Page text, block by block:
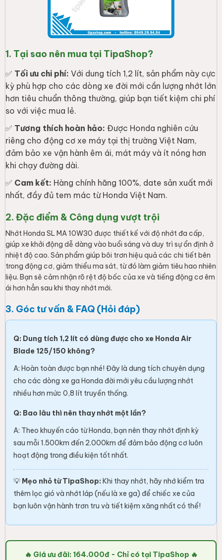
1. Tại sao nên mua tại TipaShop?
✅ Tối ưu chi phí: Với dung tích 1,2 lít, sản phẩm này cực
kỳ phù hợp cho các dòng xe đời mới cần lượng nhớt lớn
hơn tiêu chuẩn thông thường, giúp bạn tiết kiệm chi phí
so với việc mua lẻ.
✅ Tương thích hoàn hảo: Được Honda nghiên cứu
riêng cho động cơ xe máy tại thị trường Việt Nam,
đảm bảo xe vận hành êm ái, mát máy và ít nóng hơn
khi chạy đường dài.
✅ Cam kết: Hàng chính hãng 100%, date sản xuất mới
nhất, đầy đủ tem mác từ Honda Việt Nam.
2. Đặc điểm & Công dụng vượt trội
Nhớt Honda SL MA 10W30 được thiết kế với độ nhớt đa cấp,
giúp xe khởi động dễ dàng vào buổi sáng và duy trì sự ổn định ở
nhiệt độ cao. Sản phẩm giúp bôi trơn hiệu quả các chi tiết bên
trong động cơ, giảm thiểu ma sát, từ đó làm giảm tiêu hao nhiên
liệu. Bạn sẽ cảm nhận rõ rệt độ bốc của xe và tiếng động cơ êm
ái hơn hẳn sau khi thay nhớt mới.
3. Góc tư vấn & FAQ (Hỏi đáp)
Q: Dung tích 1,2 lít có dùng được cho xe Honda Air
Blade 125/150 không?
A: Hoàn toàn được bạn nhé! Đây là dung tích chuyên dụng
cho các dòng xe ga Honda đời mới yêu cầu lượng nhớt
nhiều hơn mức 0,8 lít truyền thống.
Q: Bao lâu thì nên thay nhớt một lần?
A: Theo khuyến cáo từ Honda, bạn nên thay nhớt định kỳ
sau mỗi 1.500km đến 2.000km để đảm bảo động cơ luôn
hoạt động trong điều kiện tốt nhất.
💡 Mẹo nhỏ từ TipaShop: Khi thay nhớt, hãy nhớ kiểm tra
thêm lọc gió và nhớt láp (nếu là xe ga) để chiếc xe của
bạn luôn vận hành trơn tru và tiết kiệm xăng nhất có thể!
🔥 Giá ưu đãi: 164.000đ - Chỉ có tại TipaShop 🔥